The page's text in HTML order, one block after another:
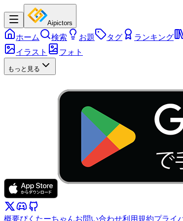
Aipictors
ホーム 検索 お題 タグ ランキング
イラスト
フォト
もっと見る
概要ぴくたーちゃんお問い合わせ利用規約プライ